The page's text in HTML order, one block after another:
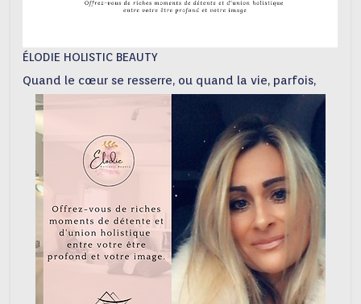
ÉLODIE HOLISTIC BEAUTY
Quand le cœur se resserre, ou quand la vie, parfois,